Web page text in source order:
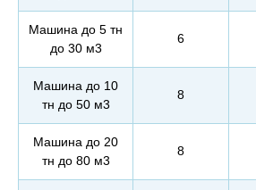
Машина до 5 тн
до 30 м3
6
Машина до 10
тн до 50 м3
8
Машина до 20
тн до 80 м3
8